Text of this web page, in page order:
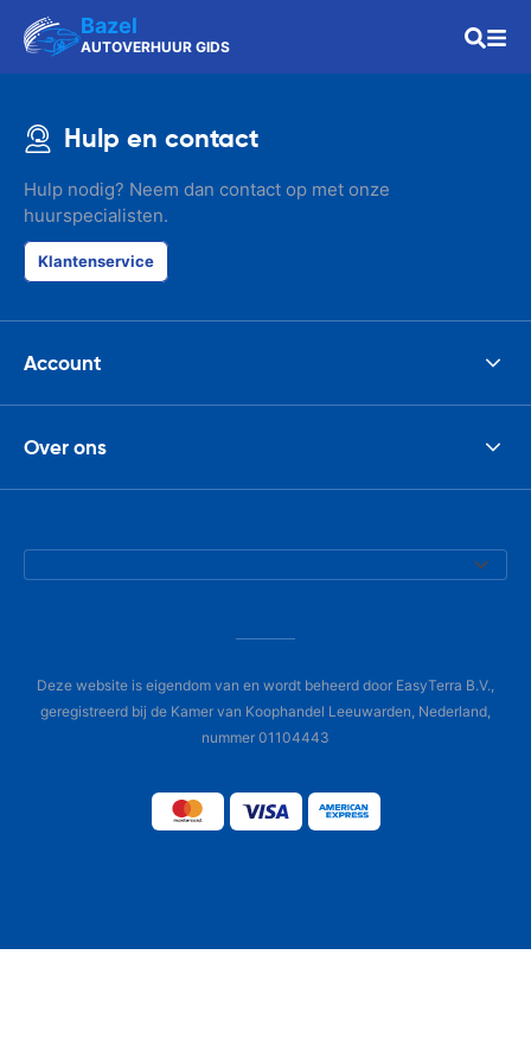
Bazel
AUTOVERHUUR GIDS
Hulp en contact
Hulp nodig? Neem dan contact op met onze
huurspecialisten.
Klantenservice
Account
Over ons
Deze website is eigendom van en wordt beheerd door EasyTerra B.V.,
geregistreerd bij de Kamer van Koophandel Leeuwarden, Nederland,
nummer 01104443